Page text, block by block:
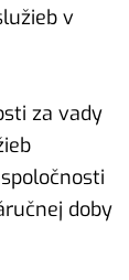
v
za vady
doby